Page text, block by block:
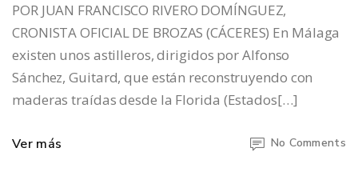
POR JUAN FRANCISCO RIVERO DOMÍNGUEZ,
CRONISTA OFICIAL DE BROZAS (CÁCERES) En Málaga
existen unos astilleros, dirigidos por Alfonso
Sánchez, Guitard, que están reconstruyendo con
maderas traídas desde la Florida (Estados[…]
Ver más No Comments